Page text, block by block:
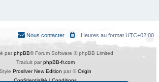
Heures au format UTC+02:00
Nous contacter
par phpBB® Forum Software © phpBB Limited
Traduit par phpBB-fr.com
Style Prosilver New Edition par ©Origin
Confidentialité|Conditions